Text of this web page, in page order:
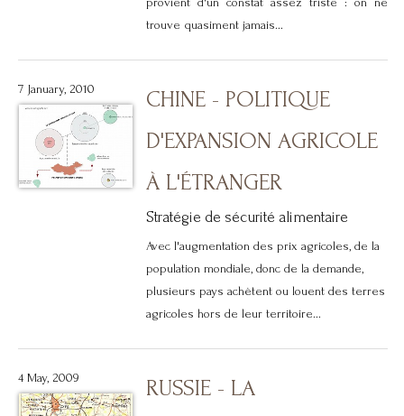
trouve quasiment jamais...
7 January, 2010
CHINE - POLITIQUE
D'EXPANSION AGRICOLE
À L'ÉTRANGER
Stratégie de sécurité alimentaire
Avec l'augmentation des prix agricoles, de la
population mondiale, donc de la demande,
plusieurs pays achètent ou louent des terres
agricoles hors de leur territoire...
4 May, 2009
RUSSIE - LA